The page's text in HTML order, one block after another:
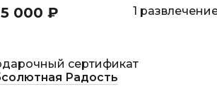
000 ₽ 1
сертификат
Радость